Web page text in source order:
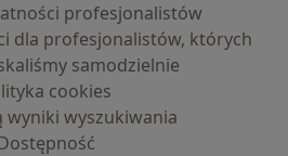
profesjonalistów
dla profesjonalistów, których
samodzielnie
cookies
wyniki wyszukiwania